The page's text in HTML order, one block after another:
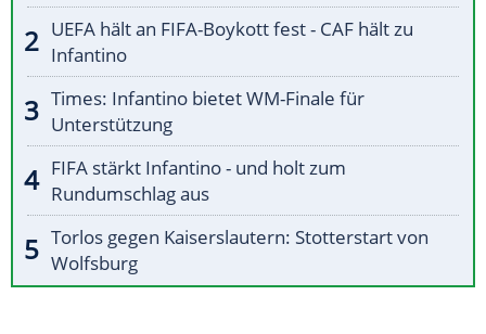
UEFA hält an FIFA-Boykott fest - CAF hält zu
Infantino
Times: Infantino bietet WM-Finale für
Unterstützung
FIFA stärkt Infantino - und holt zum
Rundumschlag aus
Torlos gegen Kaiserslautern: Stotterstart von
Wolfsburg